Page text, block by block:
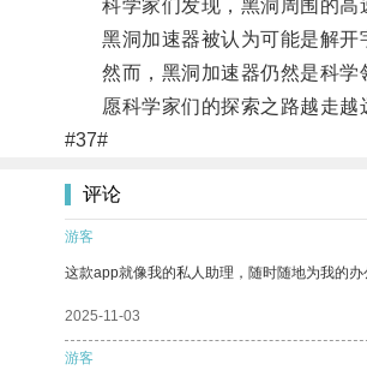
科学家们发现，黑洞周围的高速
黑洞加速器被认为可能是解开
然而，黑洞加速器仍然是科学领
愿科学家们的探索之路越走越
#37#
评论
游客
这款app就像我的私人助理，随时随地为我的
2025-11-03
游客